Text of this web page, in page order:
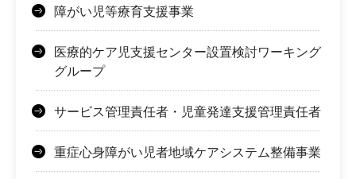
障がい児等療育支援事業
医療的ケア児支援センター設置検討ワーキング
グループ
サービス管理責任者・児童発達支援管理責任者
重症心身障がい児者地域ケアシステム整備事業